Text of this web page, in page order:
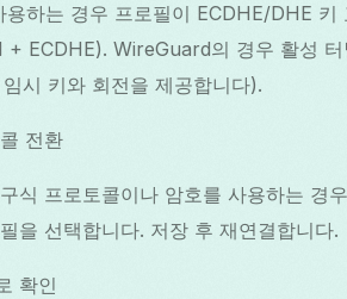
하는 경우 프로필이 ECDHE/DHE
+ ECDHE). WireGuard의 경우 활성
시 키와 회전을 제공합니다).
전환
식 프로토콜이나 암호를 사용하는
을 선택합니다. 저장 후 재연결합니다.
확인